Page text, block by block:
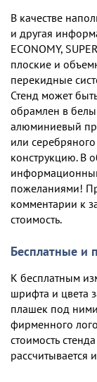
В качестве
и другая
ECONOMY,
плоские и
перекидные
Стенд может
обрамлен в
алюминиевый
или
конструкцию. В
пожеланиями!
комментарии к
стоимость.
Бесплатные и
К бесплатным
шрифта и цвета
плашек под
фирменного
стоимость
рассчитывается